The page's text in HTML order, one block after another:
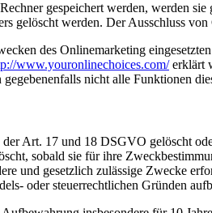
gespeichert werden, werden
gelöscht werden. Der Ausschluss
des Onlinemarketing
www.youronlinechoices.com/erklärt
nicht alle Funktionen
Art. 17 und 18 DSGVO gelöscht
sobald sie für ihre
und gesetzlich zulässige Zwecke
oder steuerrechtlichen Gründen